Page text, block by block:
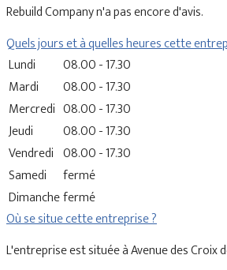
Rebuild Company n'a pas encore d'avis.
Quels jours et à quelles heures cette
Lundi
08.00 - 17.30
Mardi
08.00 - 17.30
Mercredi 08.00 - 17.30
Jeudi
08.00 - 17.30
Vendredi 08.00 - 17.30
Samedi
fermé
Dimanchefermé
Où se situe cette entreprise ?
L'entreprise est située à Avenue des Croix